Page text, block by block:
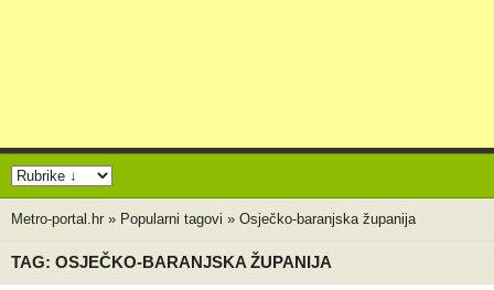
Metro-portal.hr » Popularni tagovi » Osječko-baranjska županija
TAG: OSJEČKO-BARANJSKA ŽUPANIJA